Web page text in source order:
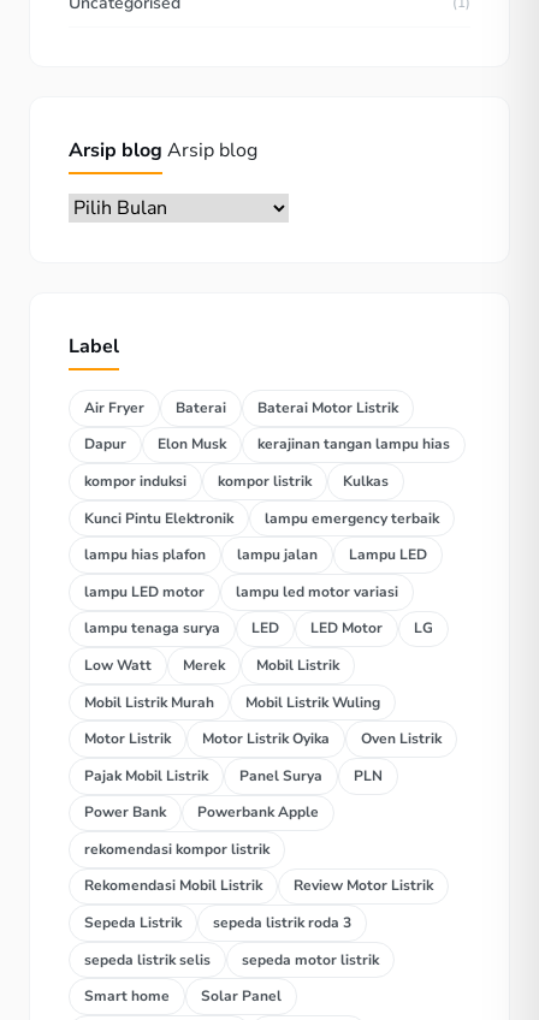
Arsip blog Arsip blog
Label
Air Fryer Baterai
Baterai Motor Listrik
Dapur
Elon Musk
kerajinan tangan lampu hias
kompor induksi
kompor listrik
Kulkas
Kunci Pintu Elektronik
lampu emergency terbaik
lampu hias plafon
lampu jalan
Lampu LED
lampu LED motor
lampu led motor variasi
lampu tenaga surya
LED LED Motor
LG
Low Watt
Merek
Mobil Listrik
Mobil Listrik Murah
Mobil Listrik Wuling
Motor Listrik
Motor Listrik Oyika
Oven Listrik
Pajak Mobil Listrik
Panel Surya
PLN
Power Bank
Powerbank Apple
rekomendasi kompor listrik
Rekomendasi Mobil Listrik
Review Motor Listrik
Sepeda Listrik
sepeda listrik roda 3
sepeda listrik selis
sepeda motor listrik
Smart home
Solar Panel